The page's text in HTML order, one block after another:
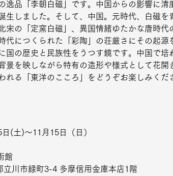
逸品「李朝白磁」です。中国からの影響に
生しました。そして、中国。元時代、白磁を
宋の「定窯白磁」、異国情緒ゆたかな唐時代
代につくられた「彩陶」の荘厳さにその起源
の歴史と民族性をうつす鏡です。中国で培
景を映しながら特有の造形や様式として花
れる「東洋のこころ」をどうぞお楽しみくだ
(土)～11月15日（日）
館
川市緑町3-4 多摩信用金庫本店1階